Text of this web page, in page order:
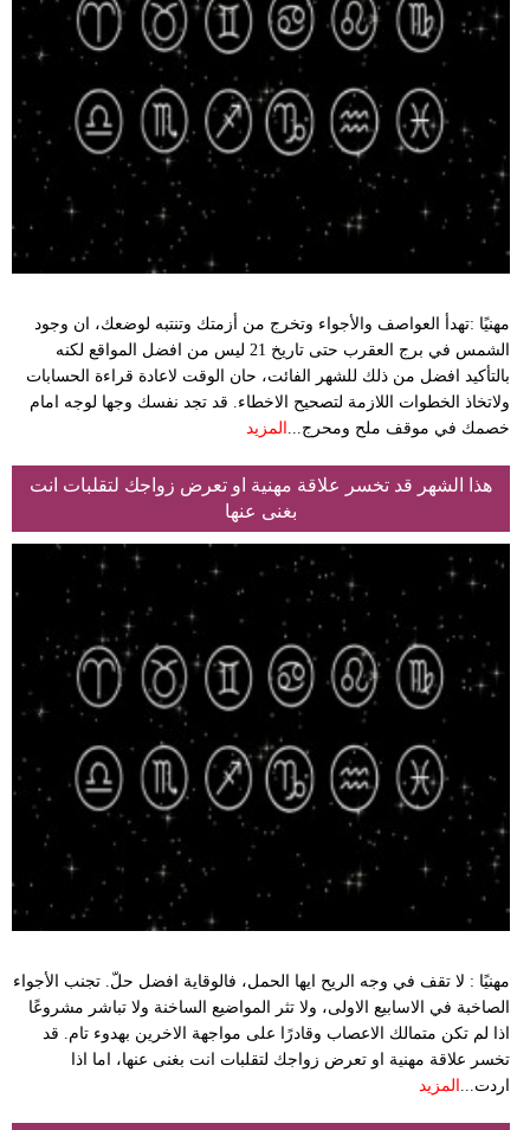
مهنيًا :تهدأ العواصف والأجواء وتخرج من أزمتك وتنتبه لوضعك، ان وجود
الشمس في برج العقرب حتى تاريخ 21 ليس من افضل المواقع لكنه
بالتأكيد افضل من ذلك للشهر الفائت، حان الوقت لاعادة قراءة الحسابات
ولاتخاذ الخطوات اللازمة لتصحيح الاخطاء. قد تجد نفسك وجها لوجه امام
خصمك في موقف ملح ومحرج... المزيد
هذا الشهر قد تخسر علاقة مهنية او تعرض زواجك لتقلبات انت
بغنى عنها
مهنيًا : لا تقف في وجه الريح ايها الحمل، فالوقاية افضل حلّ. تجنب الأجواء
الصاخبة في الاسابيع الاولى، ولا تثر المواضيع الساخنة ولا تباشر مشروعًا
اذا لم تكن متمالك الاعصاب وقادرًا على مواجهة الاخرين بهدوء تام. قد
تخسر علاقة مهنية او تعرض زواجك لتقلبات انت بغنى عنها، اما اذا
اردت...
المزيد